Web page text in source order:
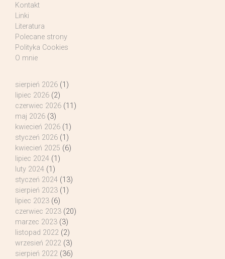
Kontakt
Linki
Literatura
Polecane strony
Polityka Cookies
O mnie
sierpień 2026 (1)
lipiec 2026 (2)
czerwiec 2026 (11)
maj 2026 (3)
kwiecień 2026 (1)
styczeń 2026 (1)
kwiecień 2025 (6)
lipiec 2024 (1)
luty 2024 (1)
styczeń 2024 (13)
sierpień 2023 (1)
lipiec 2023 (6)
czerwiec 2023 (20)
marzec 2023 (3)
listopad 2022 (2)
wrzesień 2022 (3)
sierpień 2022 (36)